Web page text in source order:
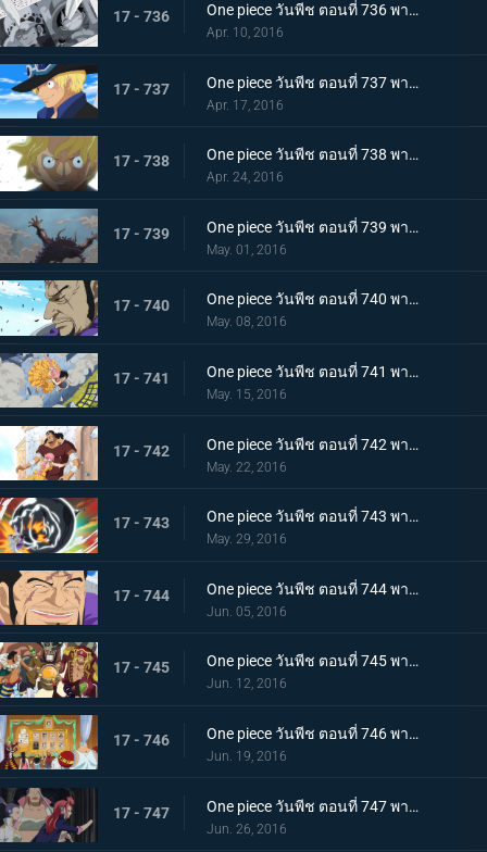
17 - 736 One piece วันพีช ตอนที่ 736 พากย์ไทย สะเทือนเลือนลั่น! ยุคสมัยที่เลวร้ายเริ่มขยับตัว!
Apr. 10, 2016
17 - 737 One piece วันพีช ตอนที่ 737 พากย์ไทย กำเนิดตำนาน! การผจญภัยของซาโบะ นักรบแห่งคณะปฏิวัติ!
Apr. 17, 2016
17 - 738 One piece วันพีช ตอนที่ 738 พากย์ไทย สายสัมพันธ์พี่น้อง! การพบกันอีกครั้งของลูฟี่กับซาโบะ!
Apr. 24, 2016
17 - 739 One piece วันพีช ตอนที่ 739 พากย์ไทย สิ่งมีชีวิตที่สุดแกร่ง! สี่จักรพรรดิ ไคโดร้อยอสูร!
May. 01, 2016
17 - 740 One piece วันพีช ตอนที่ 740 พากย์ไทย ฟูจิโทระขยับ! พันธมิตรหมวกฟางถูกปิดล้อมอย่างสมบูรณ์!
May. 08, 2016
17 - 741 One piece วันพีช ตอนที่ 741 พากย์ไทย สถานการณ์ฉุกเฉิน! รีเบคก้าถูกลักพาตัว!!
May. 15, 2016
17 - 742 One piece วันพีช ตอนที่ 742 พากย์ไทย สายสัมพันธ์พ่อลูก! เคียรอสและรีเบคก้า!
May. 22, 2016
17 - 743 One piece วันพีช ตอนที่ 743 พากย์ไทย สปิริตลูกผู้ชาย! ลูฟี่ vs ฟูจิโทระ ปะทะกันซึ่งหน้า!
May. 29, 2016
17 - 744 One piece วันพีช ตอนที่ 744 พากย์ไทย ไร้ทางหลบหนี การไล่ล่าที่ไร้ปรานีของพลเรือเอกฟูจิโทระ!
Jun. 05, 2016
17 - 745 One piece วันพีช ตอนที่ 745 พากย์ไทย จอกของลูกน้อง! ก่อตั้งกองเรือโจรสลัดหมวกฟาง!
Jun. 12, 2016
17 - 746 One piece วันพีช ตอนที่ 746 พากย์ไทย สงครามชิงอำนาจ! เหล่าสัตว์ประหลาดแห่งนิวเวิลด์ที่บ้าคลั่ง!
Jun. 19, 2016
17 - 747 One piece วันพีช ตอนที่ 747 พากย์ไทย ปราการสีเงิน! การผจญภัยครั้งใหญ่ของลูฟี่และบาร์ตโท!
Jun. 26, 2016